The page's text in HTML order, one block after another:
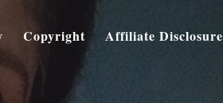
Copyright Affiliate Disclosure